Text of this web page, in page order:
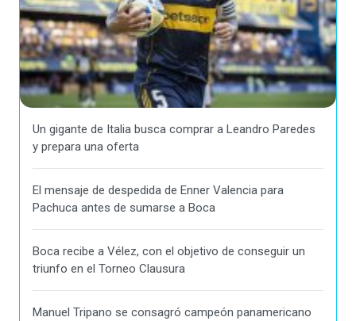
Un gigante de Italia busca comprar a Leandro Paredes
y prepara una oferta
El mensaje de despedida de Enner Valencia para
Pachuca antes de sumarse a Boca
Boca recibe a Vélez, con el objetivo de conseguir un
triunfo en el Torneo Clausura
Manuel Tripano se consagró campeón panamericano